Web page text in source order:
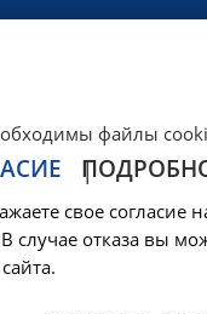
файлы
свое согласие
отказа вы